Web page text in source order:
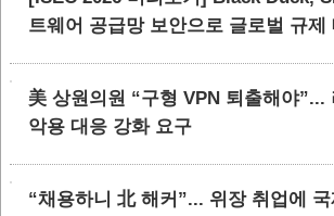
트웨어 공급망 보안으로 글로벌 규제
美 상원의원 “구형 VPN 퇴출해야”...
악용 대응 강화 요구
“채용하니 北 해커”... 위장 취업에